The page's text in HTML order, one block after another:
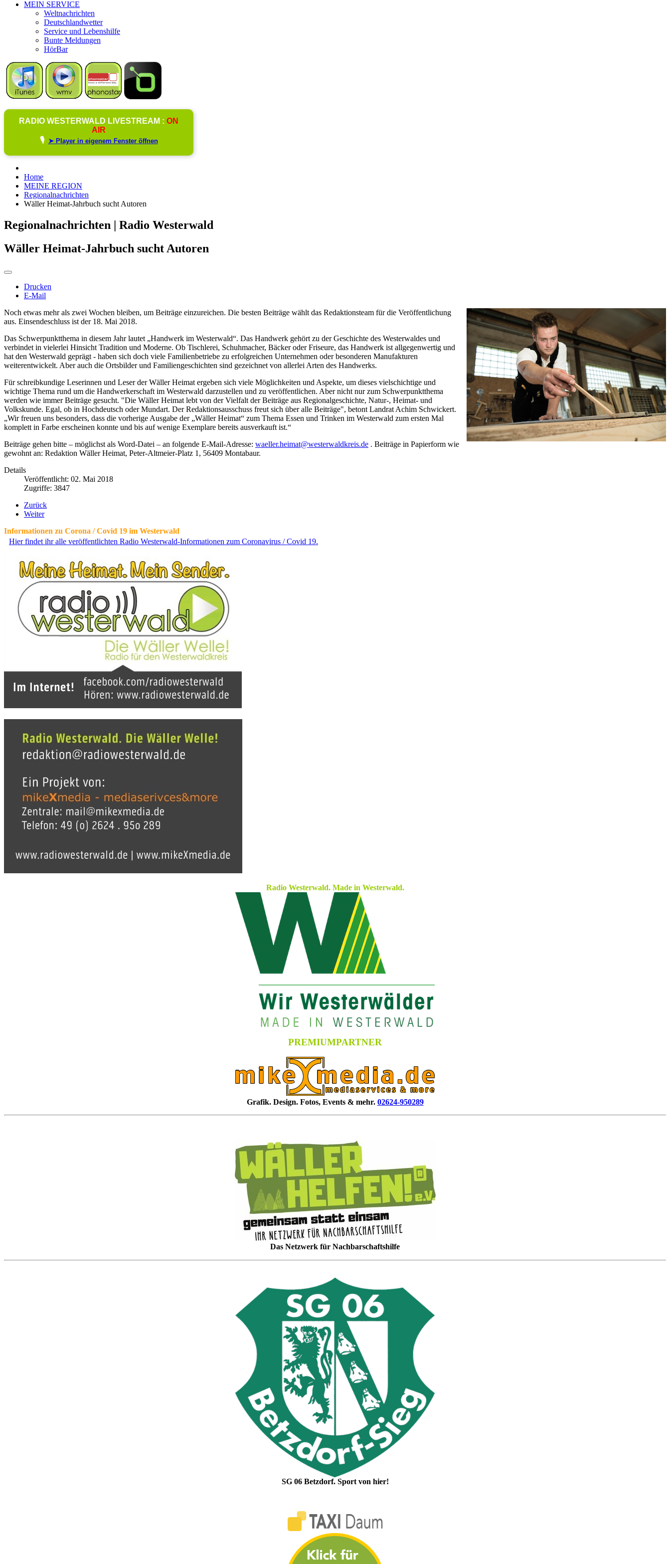
MEIN SERVICE
Weltnachrichten
Deutschlandwetter
Service und Lebenshilfe
Bunte Meldungen
HörBar
RADIO WESTERWALD LIVESTREAM : ON
AIR
🎙️ ➤ Player in eigenem Fenster öffnen
Home
MEINE REGION
Regionalnachrichten
Wäller Heimat-Jahrbuch sucht Autoren
Regionalnachrichten | Radio Westerwald
Wäller Heimat-Jahrbuch sucht Autoren
Drucken
E-Mail
Noch etwas mehr als zwei Wochen bleiben, um Beiträge einzureichen. Die besten Beiträge wählt das Redaktionsteam für die Veröffentlichung
aus. Einsendeschluss ist der 18. Mai 2018.
Das Schwerpunktthema in diesem Jahr lautet „Handwerk im Westerwald“. Das Handwerk gehört zu der Geschichte des Westerwaldes und
verbindet in vielerlei Hinsicht Tradition und Moderne. Ob Tischlerei, Schuhmacher, Bäcker oder Friseure, das Handwerk ist allgegenwertig und
hat den Westerwald geprägt - haben sich doch viele Familienbetriebe zu erfolgreichen Unternehmen oder besonderen Manufakturen
weiterentwickelt. Aber auch die Ortsbilder und Familiengeschichten sind gezeichnet von allerlei Arten des Handwerks.
Für schreibkundige Leserinnen und Leser der Wäller Heimat ergeben sich viele Möglichkeiten und Aspekte, um dieses vielschichtige und
wichtige Thema rund um die Handwerkerschaft im Westerwald darzustellen und zu veröffentlichen. Aber nicht nur zum Schwerpunktthema
werden wie immer Beiträge gesucht. "Die Wäller Heimat lebt von der Vielfalt der Beiträge aus Regionalgeschichte, Natur-, Heimat- und
Volkskunde. Egal, ob in Hochdeutsch oder Mundart. Der Redaktionsausschuss freut sich über alle Beiträge", betont Landrat Achim Schwickert.
„Wir freuen uns besonders, dass die vorherige Ausgabe der „Wäller Heimat“ zum Thema Essen und Trinken im Westerwald zum ersten Mal
komplett in Farbe erscheinen konnte und bis auf wenige Exemplare bereits ausverkauft ist.“
Beiträge gehen bitte – möglichst als Word-Datei – an folgende E-Mail-Adresse: waeller.heimat@westerwaldkreis.de . Beiträge in Papierform wie
gewohnt an: Redaktion Wäller Heimat, Peter-Altmeier-Platz 1, 56409 Montabaur.
Details
Veröffentlicht: 02. Mai 2018
Zugriffe: 3847
Zurück
Weiter
Informationen zu Corona / Covid 19 im Westerwald
Hier findet ihr alle veröffentlichten Radio Westerwald-Informationen zum Coronavirus / Covid 19.
Radio Westerwald. Made in Westerwald.
PREMIUMPARTNER
Grafik. Design. Fotos, Events & mehr. 02624-950289
Das Netzwerk für Nachbarschaftshilfe
SG 06 Betzdorf. Sport von hier!